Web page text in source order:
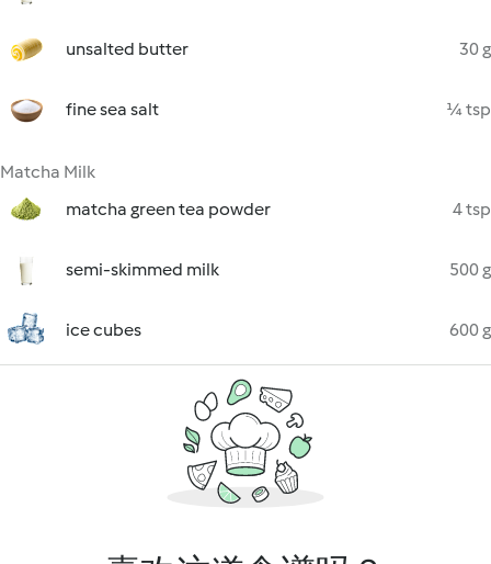
unsalted butter 30 g
fine sea salt ¼ tsp
Matcha Milk
matcha green tea powder
4 tsp
semi-skimmed milk 500 g
ice cubes 600 g